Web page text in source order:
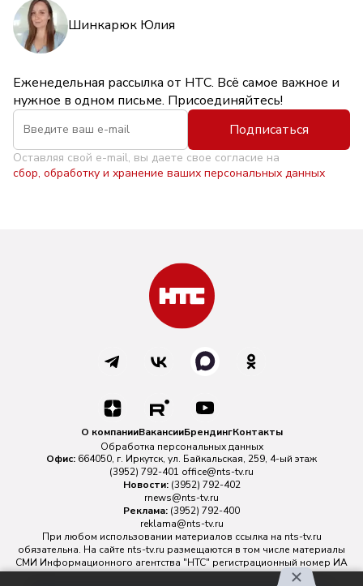
Шинкарюк Юлия
Еженедельная рассылка от НТС. Всё самое важное и
нужное в одном письме. Присоединяйтесь!
Подписаться
Оставляя свой e-mail, вы даете свое согласие на
сбор, обработку и хранение ваших персональных данных
О компанииВакансииБрендингКонтакты
Обработка персональных данных
Офис: 664050, г. Иркутск, ул. Байкальская, 259, 4-ый этаж
(3952) 792-401 office@nts-tv.ru
Новости: (3952) 792-402
rnews@nts-tv.ru
Реклама: (3952) 792-400
reklama@nts-tv.ru
При любом использовании материалов ссылка на nts-tv.ru
обязательна. На сайте nts-tv.ru размещаются в том числе материалы
СМИ Информационного агентства "НТС" регистрационный номер ИА
№ ФС 77 - 88763 зарегистрировано Федеральной службой по